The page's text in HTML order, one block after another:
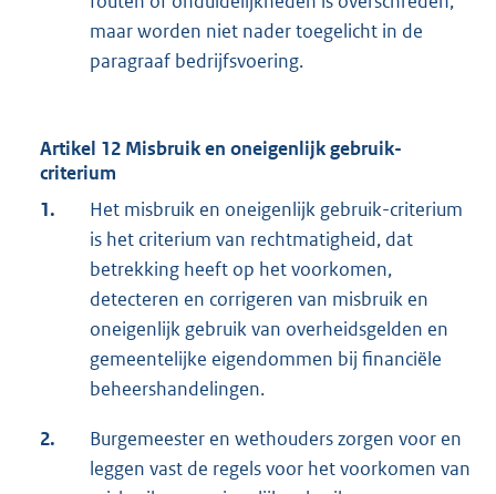
maar worden niet nader toegelicht in de
paragraaf bedrijfsvoering.
Artikel 12 Misbruik en oneigenlijk gebruik-
criterium
1.
Het misbruik en oneigenlijk gebruik-criterium
is het criterium van rechtmatigheid, dat
betrekking heeft op het voorkomen,
detecteren en corrigeren van misbruik en
oneigenlijk gebruik van overheidsgelden en
gemeentelijke eigendommen bij financiële
beheershandelingen.
2.
Burgemeester en wethouders zorgen voor en
leggen vast de regels voor het voorkomen van